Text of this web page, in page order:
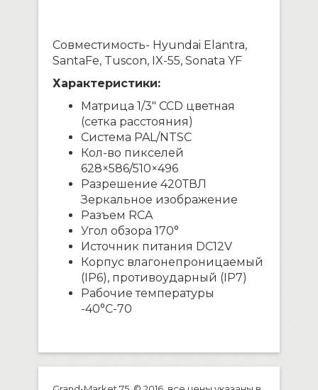
Совместимость- Hyundai Elantra,
SantaFe, Tuscon, IX-55, Sonata YF
Характеристики:
Матрица 1/3″ CCD цветная
(сетка расстояния)
Система PAL/NTSC
Кол-во пикселей
628×586/510×496
Разрешение 420ТВЛ
Зеркальное изображение
Разъем RCA
Угол обзора 170°
Источник питания DC12V
Корпус влагонепроницаемый
(IP6), противоударный (IP7)
Рабочие температуры
-40°С-70